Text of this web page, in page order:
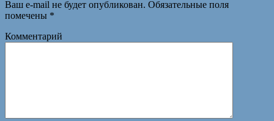
Ваш e-mail не будет опубликован. Обязательные поля
помечены *
Комментарий